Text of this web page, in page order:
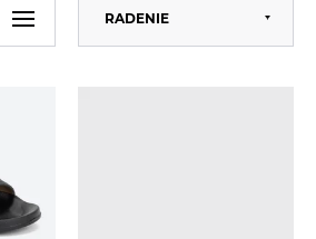
RADENIE
Predvolené
Abecedne